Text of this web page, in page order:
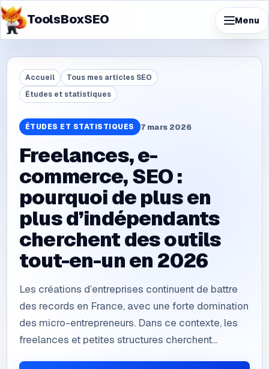
ToolsBoxSEO Menu
Accueil
Tous mes articles SEO
Études et statistiques
ÉTUDES ET STATISTIQUES 7 mars 2026
Freelances, e-
commerce, SEO :
pourquoi de plus en
plus d’indépendants
cherchent des outils
tout-en-un en 2026
Les créations d’entreprises continuent de battre
des records en France, avec une forte domination
des micro-entrepreneurs. Dans ce contexte, les
freelances et petites structures cherchent...